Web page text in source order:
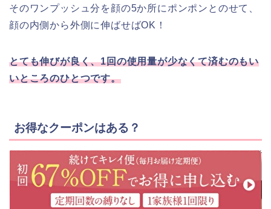
そのワンプッシュ分を顔の5か所にポンポンとのせて、
顔の内側から外側に伸ばせばOK！
とても伸びが良く、1回の使用量が少なくて済むのもい
いところのひとつです。
お得なクーポンはある？